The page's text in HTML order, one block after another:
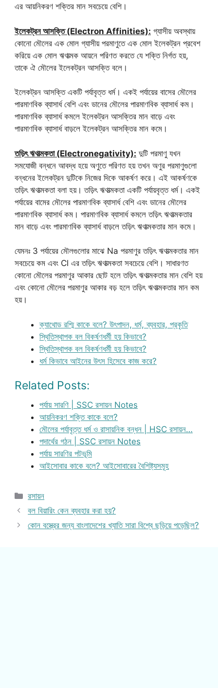
এর আয়নিকরণ শক্তির মান সবচেয়ে বেশি।
ইলেকট্রন আসক্তি (Electron Affinities): গ্যাসীয় অবস্থায়
কোনো মৌলের এক মোল গ্যাসীয় পরমাণুতে এক মোল ইলেকট্রন প্রবেশ
করিয়ে এক মোল ঋণাত্মক আয়নে পরিণত করতে যে শক্তি নির্গত হয়,
তাকে ঐ মৌলের ইলেকট্রন আসক্তি বলে।
ইলেকট্রন আসক্তি একটি পর্যাবৃত্ত ধর্ম। একই পর্যায়ের বাসের মৌলের
পারমাণবিক ব্যাসার্ধ বেশি এবং ডানের মৌলের পারমাণবিক ব্যাসার্ধ কম।
পারমাণবিক ব্যাসার্ধ কমলে ইলেকট্রন আসক্তির মান বাড়ে এবং
পারমাণবিক ব্যাসার্ধ বাড়লে ইলেকট্রন আসক্তির মান কমে।
তড়িৎ ঋণাত্মকতা (Electronegativity): দুটি পরমাণু যখন
সমযোজী বন্ধনে আবদ্ধ হয়ে অণুতে পরিণত হয় তখন অণুর পরমাণুগুলো
বন্ধনের ইলেকট্রন দুটিকে নিজের দিকে আকর্ষণ করে। এই আকর্ষণকে
তড়িৎ ঋণাত্মকতা বলা হয়। তড়িৎ ঋণাত্মকতা একটি পর্যায়বৃত্ত ধর্ম। একই
পর্যায়ের বামের মৌলের পারমাণবিক ব্যাসার্ধ বেশি এবং ডানের মৌলের
পারমাণবিক ব্যাসার্ধ কম। পারমাণবিক ব্যাসার্ধ কমলে তড়িৎ ঋণাত্মকতার
মান বাড়ে এবং পারমাণবিক ব্যাসার্ধ বাড়লে তড়িৎ ঋণাত্মকতার মান কমে।
যেমনঃ 3 পর্যায়ের মৌলগুলোর মাঝে Na পরমাণুর তড়িৎ ঋণাত্মকতার মান
সবচেয়ে কম এবং Cl এর তড়িৎ ঋণাত্মকতা সবচেয়ে বেশি। সাধারণত
কোনো মৌলের পরমাণুর আকার ছোট হলে তড়িৎ ঋণাত্মকতার মান বেশি হয়
এবং কোনো মৌলের পরমাণুর আকার বড় হলে তড়িৎ ঋণাত্মকতার মান কম
হয়।
ক্যাথোড রশ্মি কাকে বলে? উৎপাদন, ধর্ম, ব্যবহার, প্রকৃতি
স্থিতিস্থাপক বল বিকর্ষণধর্মী হয় কিভাবে?
স্থিতিস্থাপক বল বিকর্ষণধর্মী হয় কিভাবে?
ধর্ম কিভাবে আইনের উৎস হিসেবে কাজ করে?
Related Posts:
পর্যায় সারণি | SSC রসায়ন Notes
আয়নিকরণ শক্তি কাকে বলে?
মৌলের পর্যাবৃত্ত ধর্ম ও রাসায়নিক বন্ধন | HSC রসায়ন…
পদার্থের গঠন | SSC রসায়ন Notes
পর্যায় সারণির পটভূমি
আইসোবার কাকে বলে? আইসোবারের বৈশিষ্ট্যসমূহ
Categories
রসায়ন
বল বিয়ারিং কেন ব্যবহার করা হয়?
কোন বস্ত্রের জন্য বাংলাদেশের খ্যাতি সারা বিশ্বে ছড়িয়ে পড়েছিল?